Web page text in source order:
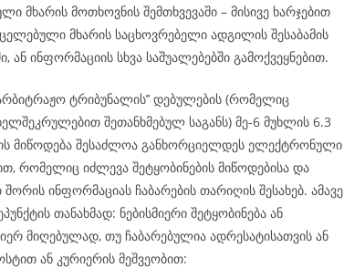
მხარის მოთხოვნის შემთხვევაში – მისივე ხარჯებით
მხარის საცხოვრებელი ადგილის შესაბამის
ინფორმაციის სხვა საშუალებებში გამოქვეყნებით.
ტრიბუნალის’’ დებულების (რომელიც
შეთანხმებულ საგანს) მე-6 მუხლის 6.3
მიწოდება შესაძლოა განხორციელდეს ელექტრონული
რომელიც იძლევა შეტყობინების მიწოდებისა და
ინფორმაციას ჩაბარების თარიღის შესახებ. ამავე
თანახმად: ნებისმიერი შეტყობინება ან
მიღებულად, თუ ჩაბარებულია ადრესატისათვის ან
ან კურიერის მეშვეობით: